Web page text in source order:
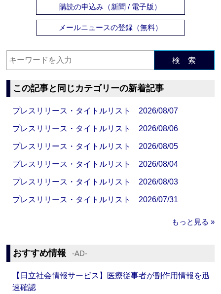
購読の申込み（新聞 / 電子版）
メールニュースの登録（無料）
検 索
この記事と同じカテゴリーの新着記事
プレスリリース・タイトルリスト 2026/08/07
プレスリリース・タイトルリスト 2026/08/06
プレスリリース・タイトルリスト 2026/08/05
プレスリリース・タイトルリスト 2026/08/04
プレスリリース・タイトルリスト 2026/08/03
プレスリリース・タイトルリスト 2026/07/31
もっと見る »
おすすめ情報 ‐AD‐
【日立社会情報サービス】医療従事者が副作用情報を迅
速確認